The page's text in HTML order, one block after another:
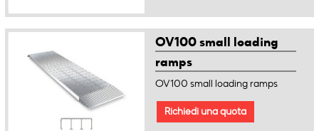
OV100 small loading
ramps
OV100 small loading ramps
Richiedi una quota